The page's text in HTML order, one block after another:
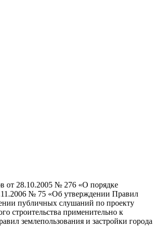
от 28.10.2005 № 276 «О порядке
№ 75 «Об утверждении Правил
публичных слушаний по проекту
строительства применительно к
землепользования и застройки города